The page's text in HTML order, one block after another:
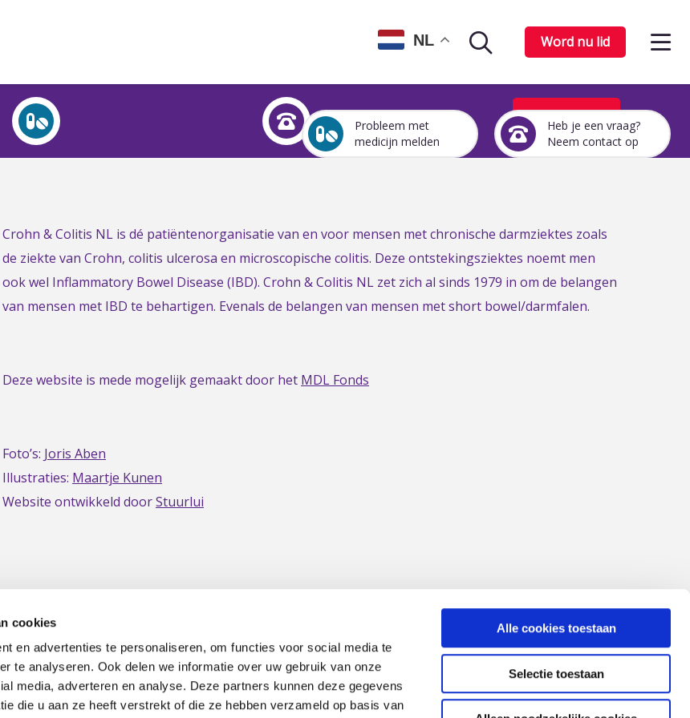
cookies
en advertenties te personaliseren, om functies voor social media te
te analyseren. Ook delen we informatie over uw gebruik van onze
media, adverteren en analyse. Deze partners kunnen deze gegevens
die u aan ze heeft verstrekt of die ze hebben verzameld op basis van
Alle cookies toestaan
Selectie toestaan
Over Crohn en colitis (IBD)
Leven met
Voor professionals
Word nu lid
Zoekpagina
NL
Probleem met
medicijn melden
medicijn
Heb je een vraag?
Neem contact op
je
Word nu lid
Crohn & Colitis NL is dé patiëntenorganisatie van en voor mensen met chronische darmziektes zoals
de ziekte van Crohn, colitis ulcerosa en microscopische colitis. Deze ontstekingsziektes noemt men
ook wel Inflammatory Bowel Disease (IBD). Crohn & Colitis NL zet zich al sinds 1979 in om de belangen
van mensen met IBD te behartigen. Evenals de belangen van mensen met short bowel/darmfalen.
Deze website is mede mogelijk gemaakt door het MDL Fonds
Foto’s: Joris Aben
Illustraties: Maartje Kunen
Website ontwikkeld doorStuurlui
Privacy|Disclaimer